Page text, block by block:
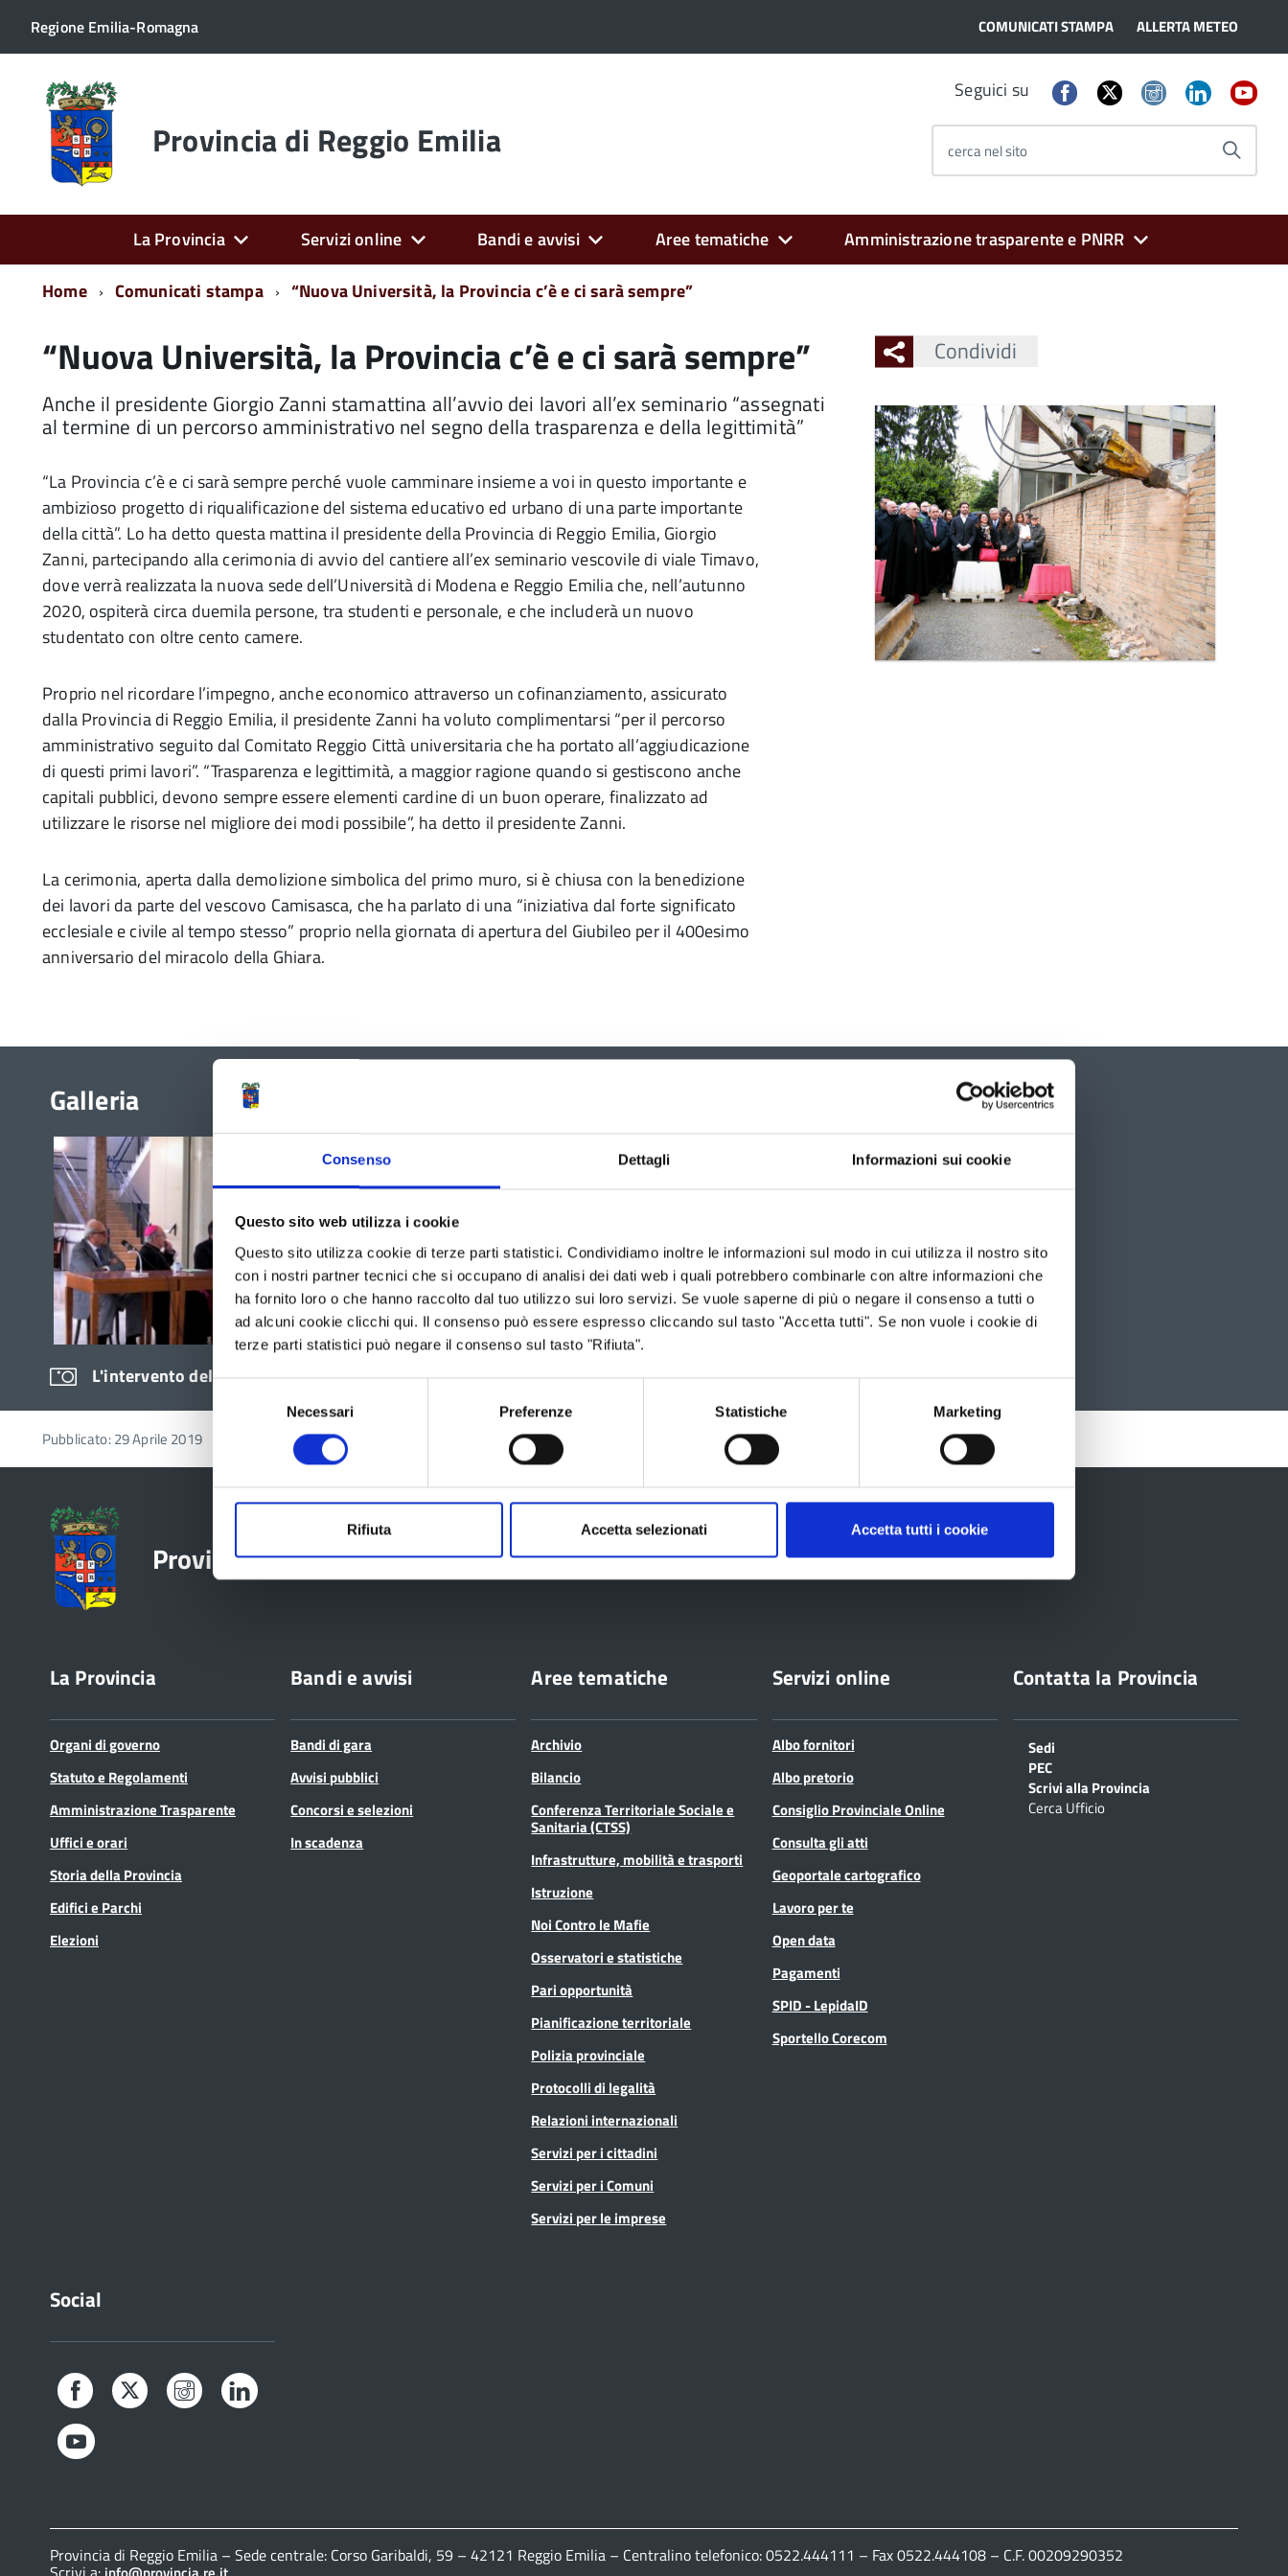
Consenso Dettagli Informazioni sui cookie
Questo sito web utilizza i cookie
Questo sito utilizza cookie di terze parti statistici. Condividiamo inoltre le informazioni sul modo in cui utilizza il nostro sito
con i nostri partner tecnici che si occupano di analisi dei dati web i quali potrebbero combinarle con altre informazioni che
ha fornito loro o che hanno raccolto dal tuo utilizzo sui loro servizi. Se vuole saperne di più o negare il consenso a tutti o
ad alcuni cookie clicchi qui. Il consenso può essere espresso cliccando sul tasto "Accetta tutti". Se non vuole i cookie di
terze parti statistici può negare il consenso sul tasto "Rifiuta".
del
Necessari Preferenze Statistiche Marketing
Rifiuta Accetta selezionati Accetta tutti i cookie
Regione Emilia-Romagna COMUNICATI STAMPA ALLERTA METEO
Torna
alla
home
page Provincia di Reggio Emilia
Seguici su
cerca nel sito
La Provincia Servizi online Bandi e avvisi Aree tematiche
Amministrazione trasparente e PNRR
Home
Comunicati stampa “Nuova Università, la Provincia c’è e ci sarà sempre”
“Nuova Università, la Provincia c’è e ci sarà sempre”
Anche il presidente Giorgio Zanni stamattina all’avvio dei lavori all’ex seminario “assegnati
al termine di un percorso amministrativo nel segno della trasparenza e della legittimità”
“La Provincia c’è e ci sarà sempre perché vuole camminare insieme a voi in questo importante e
ambizioso progetto di riqualificazione del sistema educativo ed urbano di una parte importante
della città”. Lo ha detto questa mattina il presidente della Provincia di Reggio Emilia, Giorgio
Zanni, partecipando alla cerimonia di avvio del cantiere all’ex seminario vescovile di viale Timavo,
dove verrà realizzata la nuova sede dell’Università di Modena e Reggio Emilia che, nell’autunno
2020, ospiterà circa duemila persone, tra studenti e personale, e che includerà un nuovo
studentato con oltre cento camere.
Proprio nel ricordare l’impegno, anche economico attraverso un cofinanziamento, assicurato
dalla Provincia di Reggio Emilia, il presidente Zanni ha voluto complimentarsi “per il percorso
amministrativo seguito dal Comitato Reggio Città universitaria che ha portato all’aggiudicazione
di questi primi lavori”. “Trasparenza e legittimità, a maggior ragione quando si gestiscono anche
capitali pubblici, devono sempre essere elementi cardine di un buon operare, finalizzato ad
utilizzare le risorse nel migliore dei modi possibile”, ha detto il presidente Zanni.
La cerimonia, aperta dalla demolizione simbolica del primo muro, si è chiusa con la benedizione
dei lavori da parte del vescovo Camisasca, che ha parlato di una “iniziativa dal forte significato
ecclesiale e civile al tempo stesso” proprio nella giornata di apertura del Giubileo per il 400esimo
anniversario del miracolo della Ghiara.
Condividi
Ingrandisci
l'immagine
Galleria
L'intervento del presidente Zanni
Pubblicato: 29 Aprile 2019
Provincia di Reggio Emilia
La Provincia
Organi di governo
Statuto e Regolamenti
Amministrazione Trasparente
Uffici e orari
Storia della Provincia
Edifici e Parchi
Elezioni
Bandi e avvisi
Bandi di gara
Avvisi pubblici
Concorsi e selezioni
In scadenza
Aree tematiche
Archivio
Bilancio
Conferenza Territoriale Sociale e
Sanitaria (CTSS)
Infrastrutture, mobilità e trasporti
Istruzione
Noi Contro le Mafie
Osservatori e statistiche
Pari opportunità
Pianificazione territoriale
Polizia provinciale
Protocolli di legalità
Relazioni internazionali
Servizi per i cittadini
Servizi per i Comuni
Servizi per le imprese
Servizi online
Albo fornitori
Albo pretorio
Consiglio Provinciale Online
Consulta gli atti
Geoportale cartografico
Lavoro per te
Open data
Pagamenti
SPID - LepidaID
Sportello Corecom
Contatta la Provincia
Sedi
PEC
Scrivi alla Provincia
Cerca Ufficio
Social
Facebook Twitter Instagram
Provincia di Reggio Emilia – Sede centrale: Corso Garibaldi, 59 – 42121 Reggio Emilia – Centralino telefonico: 0522.444111 – Fax 0522.444108 – C.F. 00209290352